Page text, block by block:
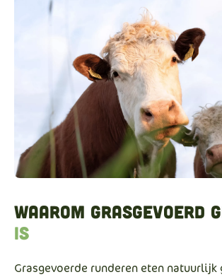
Waarom grasgevoerd
is
Grasgevoerde runderen eten natuurlijk